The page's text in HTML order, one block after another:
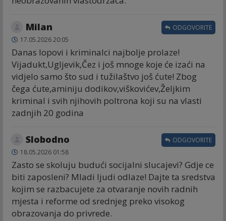
Milan
17.05.2026 20:05
Danas lopovi i kriminalci najbolje prolaze!
Vijadukt,Ugljevik,Čez i još mnoge koje će izaći na
vidjelo samo što sud i tužilaštvo još ćute! Zbog
čega ćute,aminiju dodikov,viškovićev,Željkim
kriminal i svih njihovih poltrona koji su na vlasti
zadnjih 20 godina
ODGOVORITE
Slobodno
18.05.2026 01:58
Zasto se skoluju budući socijalni slucajevi? Gdje ce
biti zaposleni? Mladi ljudi odlaze! Dajte ta sredstva
kojim se razbacujete za otvaranje novih radnih
mjesta i reforme od srednjeg preko visokog
obrazovanja do privrede.
ODGOVORITE